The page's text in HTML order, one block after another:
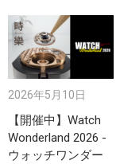
2026年5月10日
【開催中】Watch
Wonderland 2026 -
ウォッチワンダー